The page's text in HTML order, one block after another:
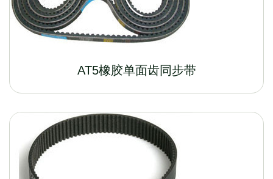
AT5橡胶单面齿同步带